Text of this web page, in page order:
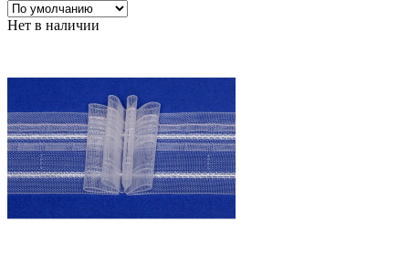
Нет в наличии